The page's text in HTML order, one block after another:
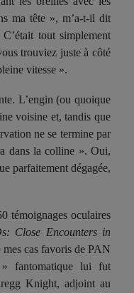
ma tête », m’a-t-il dit
tout simplement
trouviez juste à côté
vitesse ».
L’engin (ou quoique
voisine et, tandis que
ne se termine par
dans la colline ». Oui,
parfaitement dégagée,
témoignages oculaires
Close Encounters in
mes cas favoris de PAN
fantomatique lui fut
Knight, adjoint au